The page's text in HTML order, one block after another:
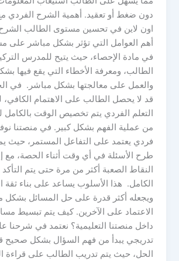
دون ضغط أو تعقيد. أهمية الشرح الفردي
اون لاين في تحسين مستوى الطالب
أهم العوامل التي تؤثر بشكل مباشر على
في مادة الإحصاء، حيث يتيح للمدرس
الطالب، ومعرفة الأخطاء التي يقع فيها
والعمل على معالجتها بشكل مباشر. في
قد لا يحصل الطالب على الاهتمام
التعلم الفردي يتم تخصيص الوقت بالكامل
من عملية الفهم بشكل كبير. في منصتنا
فردي يعتمد على التفاعل المستمر، حيث
طرح الأسئلة في أي وقت أثناء الحصة، مع
النقاط الصعبة أكثر من مرة حتى يتم
الكامل. هذا الأسلوب يساعد على بناء ثقة
ويجعله أكثر قدرة على حل المسائل
الاعتماد على الآخرين. كيف يتم تبسيط
داخل منصتنا التعليمية؟ نعتمد في شرحنا
تدريجي يبدأ من فهم السؤال بشكل صحيح
الحل، حيث يتم تدريب الطالب على قراءة